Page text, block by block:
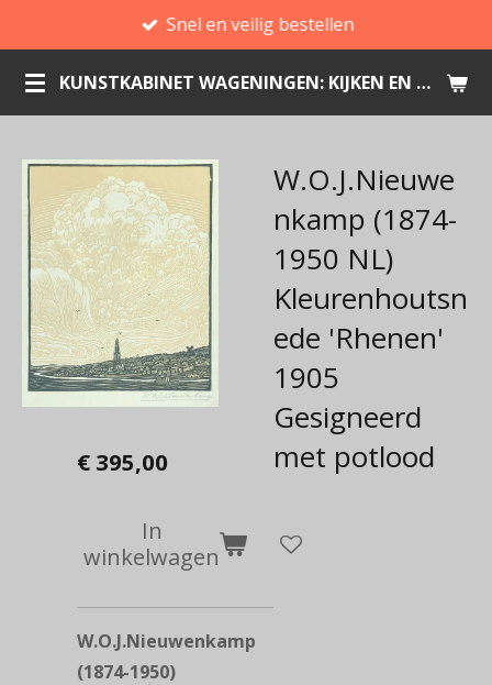
direct
naar
de
KUNSTKABINET WAGENINGEN: KIJKEN EN KOPEN
Snel en veilig bestellen
W.O.J.Nieuwe
nkamp (1874-
1950 NL)
Kleurenhoutsn
ede 'Rhenen'
1905
Gesigneerd
met potlood
€ 395,00
In
winkelwagen
W.O.J.Nieuwenkamp
(1874-1950)